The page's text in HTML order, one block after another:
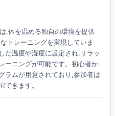
,体を温める独自の環境を提供
トレーニングを実現していま
た温度や湿度に設定され,リラッ
ーニングが可能です。初心者か
ラムが用意されており,参加者は
できます。